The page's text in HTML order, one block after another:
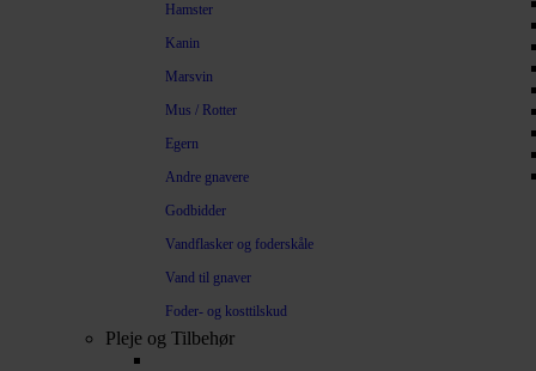
Hamster
Kanin
Marsvin
Mus / Rotter
Egern
Andre gnavere
Godbidder
Vandflasker og foderskåle
Vand til gnaver
Foder- og kosttilskud
Pleje og Tilbehør